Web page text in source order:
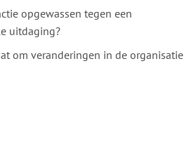
opgewassen tegen een
uitdaging?
om veranderingen in de organisatie